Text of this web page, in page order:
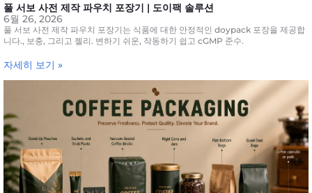
풀 서보 사전 제작 파우치 포장기 | 도이팩 솔루션
6월 26, 2026
풀 서보 사전 제작 파우치 포장기는 식품에 대한 안정적인 doypack 포장을 제공합
니다., 보충, 그리고 젤리. 변하기 쉬운, 작동하기 쉽고 cGMP 준수.
자세히 보기 »